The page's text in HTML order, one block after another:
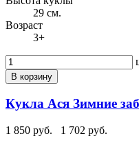
29 см.
Возраст
3+
В корзину
Кукла Ася Зимние
1 850 руб.
1 702 руб.